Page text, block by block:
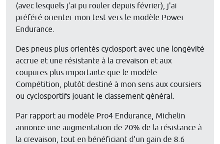
(avec lesquels j'ai pu rouler depuis février), j'ai
préféré orienter mon test vers le modèle Power
Endurance.
Des pneus plus orientés cyclosport avec une longévité
accrue et une résistante à la crevaison et aux
coupures plus importante que le modèle
Compétition, plutôt destiné à mon sens aux coursiers
ou cyclosportifs jouant le classement général.
Par rapport au modèle Pro4 Endurance, Michelin
annonce une augmentation de 20% de la résistance à
la crevaison, tout en bénéficiant d'un gain de 8.6